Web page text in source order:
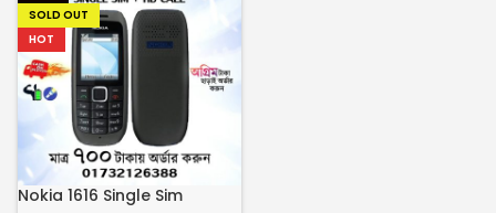
SOLD OUT
HOT
Nokia 1616 Single Sim